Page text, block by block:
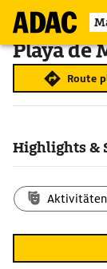
Playa de
Route
Highlights &
Aktivitäten